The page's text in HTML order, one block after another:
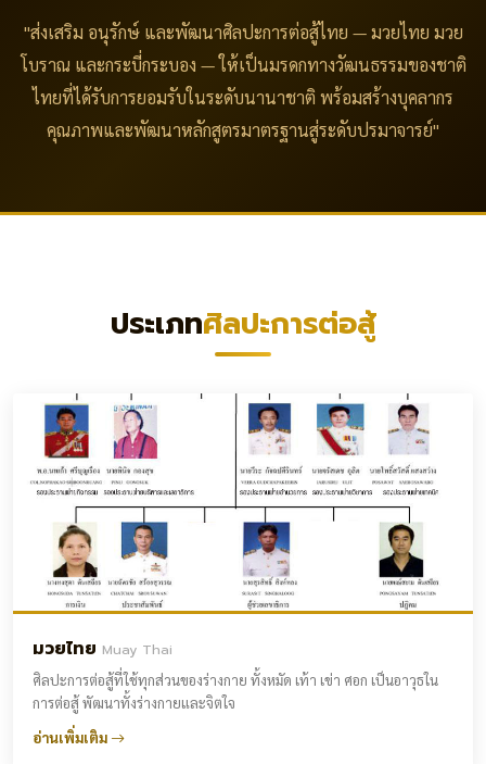
"ส่งเสริม อนุรักษ์ และพัฒนาศิลปะการต่อสู้ไทย — มวยไทย มวย
โบราณ และกระบี่กระบอง — ให้เป็นมรดกทางวัฒนธรรมของชาติ
ไทยที่ได้รับการยอมรับในระดับนานาชาติ พร้อมสร้างบุคลากร
คุณภาพและพัฒนาหลักสูตรมาตรฐานสู่ระดับปรมาจารย์"
ประเภทศิลปะการต่อสู้
มวยไทย Muay Thai
ศิลปะการต่อสู้ที่ใช้ทุกส่วนของร่างกาย ทั้งหมัด เท้า เข่า ศอก เป็นอาวุธใน
การต่อสู้ พัฒนาทั้งร่างกายและจิตใจ
อ่านเพิ่มเติม